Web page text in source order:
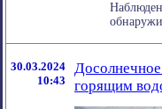
30.03.2024
10:43
горящим